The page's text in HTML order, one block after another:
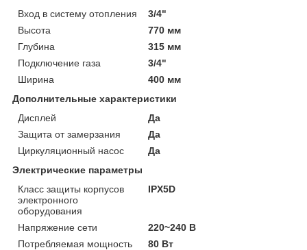
Вход в систему отопления
3/4"
Высота
770 мм
Глубина
315 мм
Подключение газа
3/4"
Ширина
400 мм
Дополнительные характеристики
Дисплей
Да
Защита от замерзания
Да
Циркуляционный насос
Да
Электрические параметры
Класс защиты корпусов
электронного
оборудования
IPX5D
Напряжение сети
220~240 В
Потребляемая мощность
80 Вт